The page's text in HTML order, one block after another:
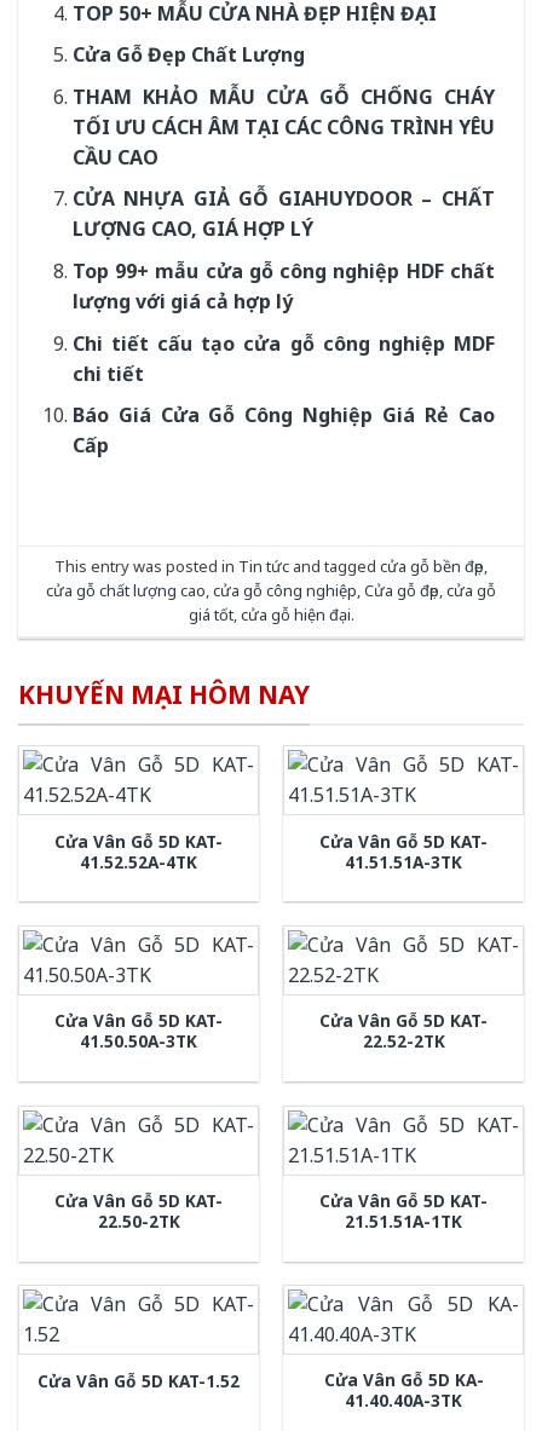
TOP 50+ MẪU CỬA NHÀ ĐẸP HIỆN ĐẠI
Cửa Gỗ Đẹp Chất Lượng
THAM KHẢO MẪU CỬA GỖ CHỐNG CHÁY
TỐI ƯU CÁCH ÂM TẠI CÁC CÔNG TRÌNH YÊU
CẦU CAO
CỬA NHỰA GIẢ GỖ GIAHUYDOOR – CHẤT
LƯỢNG CAO, GIÁ HỢP LÝ
Top 99+ mẫu cửa gỗ công nghiệp HDF chất
lượng với giá cả hợp lý
Chi tiết cấu tạo cửa gỗ công nghiệp MDF
chi tiết
Báo Giá Cửa Gỗ Công Nghiệp Giá Rẻ Cao
Cấp
This entry was posted in Tin tức and tagged cửa gỗ bền đẹp,
cửa gỗ chất lượng cao,cửa gỗ công nghiệp,Cửa gỗ đẹp,cửa gỗ
giá tốt,cửa gỗ hiện đại.
KHUYẾN MẠI HÔM NAY
Cửa Vân Gỗ 5D KAT-
41.52.52A-4TK
Cửa Vân Gỗ 5D KAT-
41.51.51A-3TK
Cửa Vân Gỗ 5D KAT-
41.50.50A-3TK
Cửa Vân Gỗ 5D KAT-
22.52-2TK
Cửa Vân Gỗ 5D KAT-
22.50-2TK
Cửa Vân Gỗ 5D KAT-
21.51.51A-1TK
Cửa Vân Gỗ 5D KAT-1.52
Cửa Vân Gỗ 5D KA-
41.40.40A-3TK